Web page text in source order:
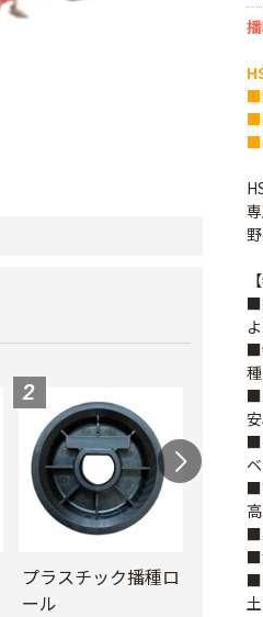
プラスチック播種ロ
ール
ごん
ベルト
■
■
■
■
■
■
■
■
■
■